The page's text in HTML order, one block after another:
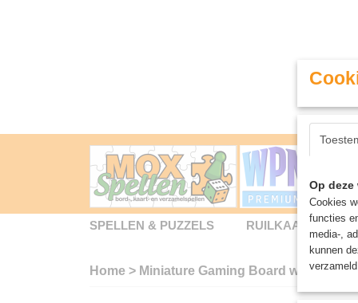
SPELLEN & PUZZELS RUILKAARTEN
Home > Miniature Gaming Board wargames
Op
Cookies
functies
media-,
kunnen